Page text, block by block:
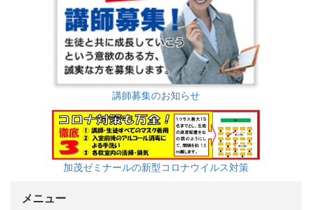
講師募集のお知らせ
加茂ゼミナールの新型コロナウイルス対策
メニュー